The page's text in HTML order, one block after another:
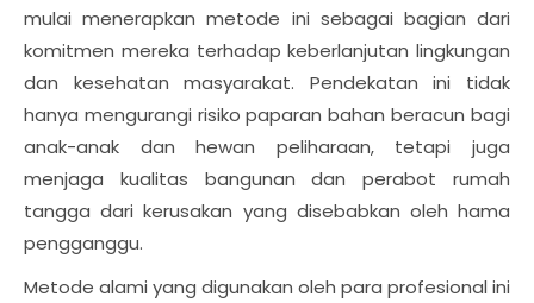
mulai menerapkan metode ini sebagai bagian dari
komitmen mereka terhadap keberlanjutan lingkungan
dan kesehatan masyarakat. Pendekatan ini tidak
hanya mengurangi risiko paparan bahan beracun bagi
anak-anak dan hewan peliharaan, tetapi juga
menjaga kualitas bangunan dan perabot rumah
tangga dari kerusakan yang disebabkan oleh hama
pengganggu.
Metode alami yang digunakan oleh para profesional ini